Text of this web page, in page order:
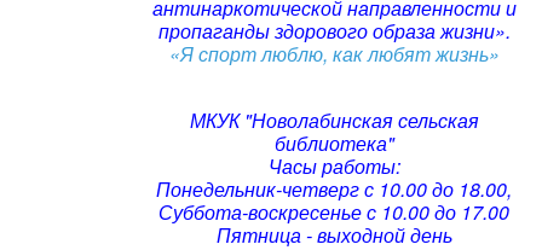
антинаркотической направленности и
пропаганды здорового образа жизни».
«Я спорт люблю, как любят жизнь»
МКУК "Новолабинская сельская
библиотека"
Часы работы:
Понедельник-четверг с 10.00 до 18.00,
Суббота-воскресенье с 10.00 до 17.00
Пятница - выходной день